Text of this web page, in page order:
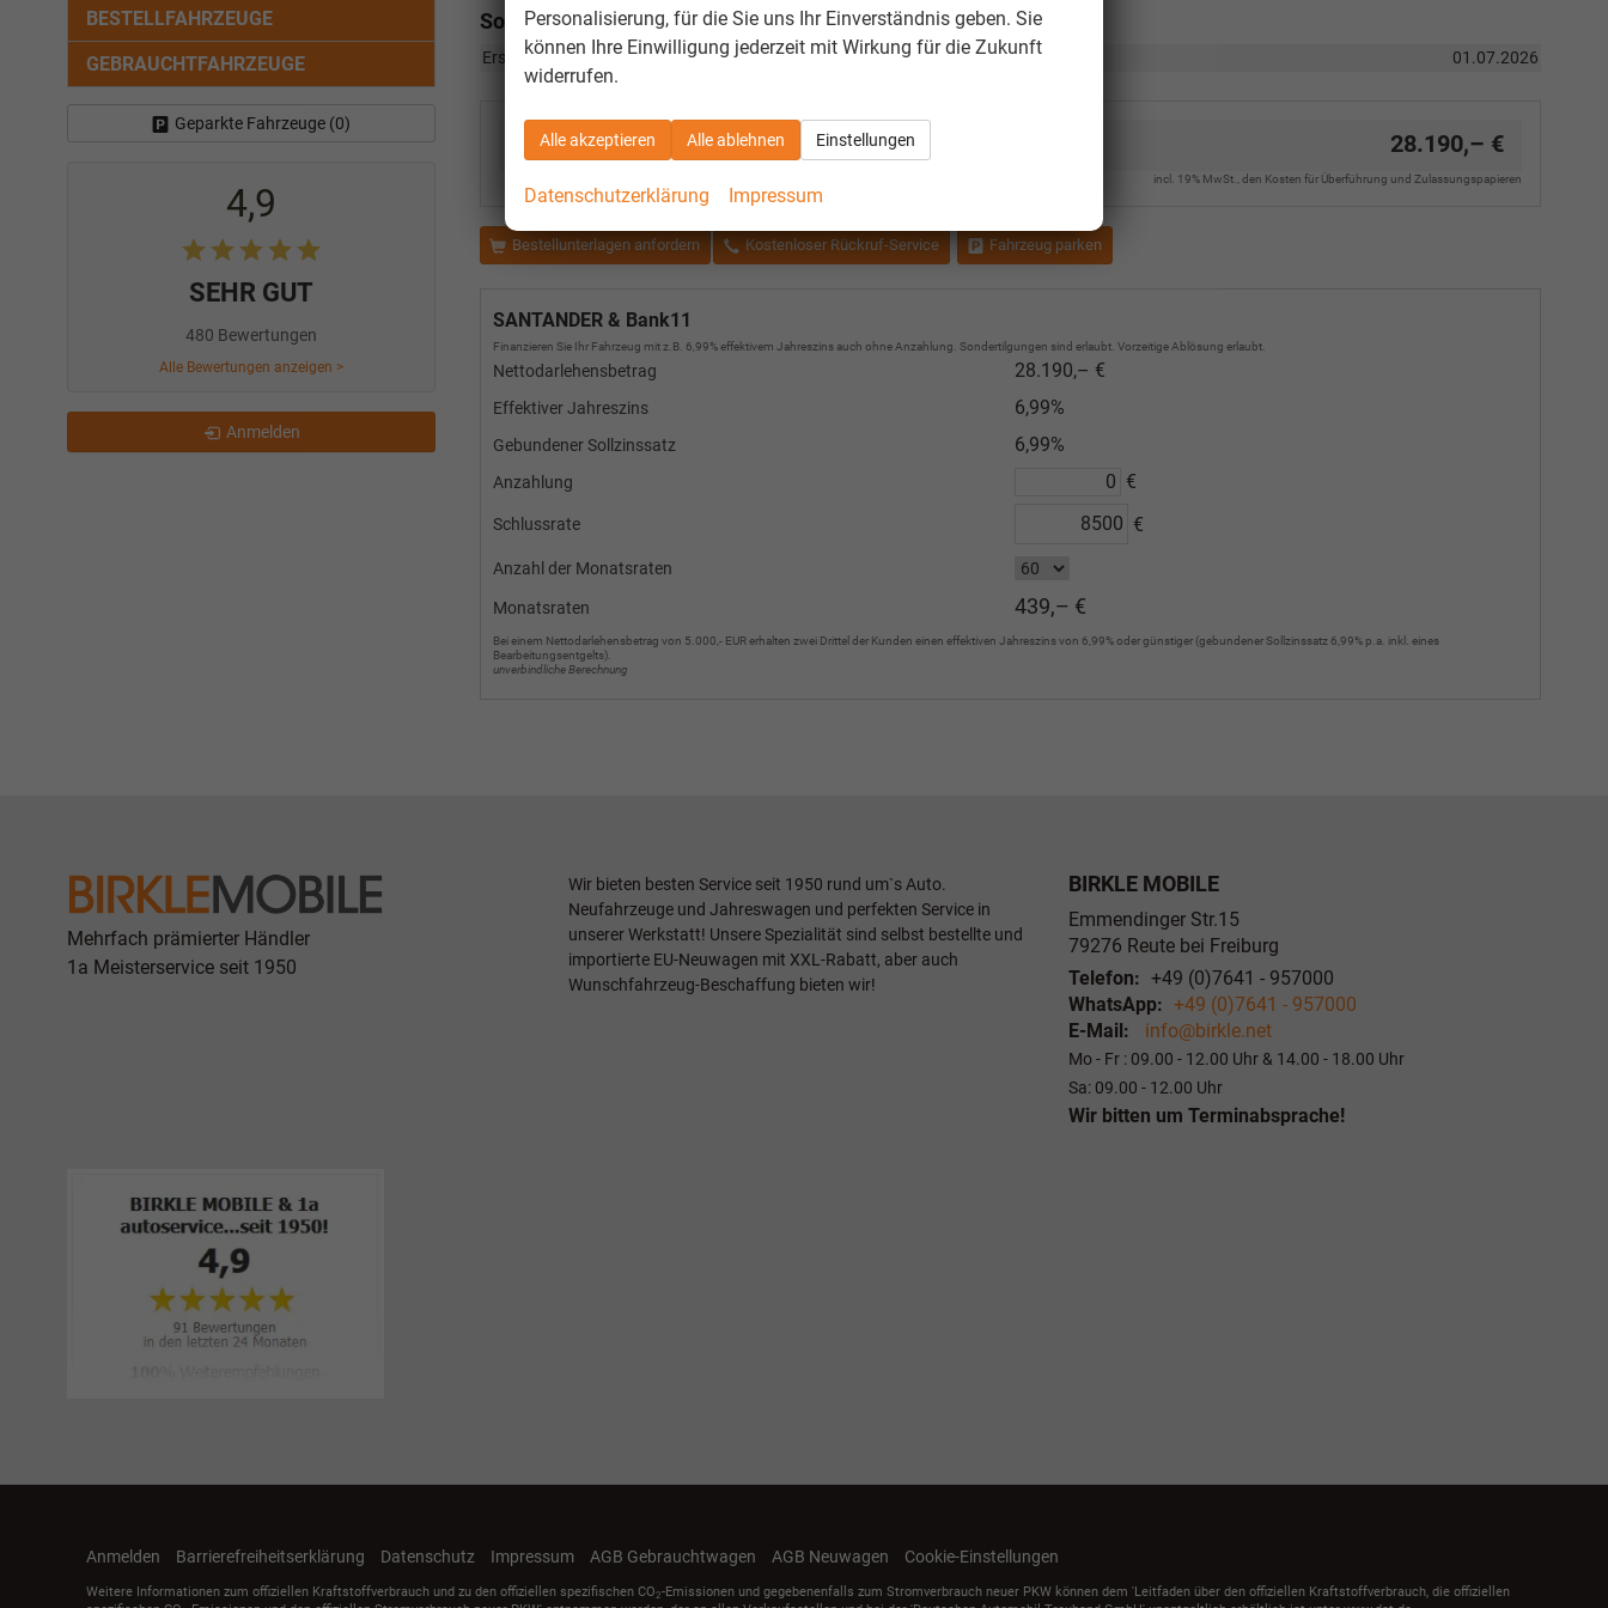
Sonstiges
Erstzulassung 01.07.2026
Gesamtpreis 28.190,– €
incl. 19% MwSt., den Kosten für Überführung und Zulassungspapieren
Bestellunterlagen anfordern Kostenloser Rückruf-Service Fahrzeug parken
SANTANDER & Bank11
Finanzieren Sie Ihr Fahrzeug mit z.B. 6,99% effektivem Jahreszins auch ohne Anzahlung. Sondertilgungen sind erlaubt. Vorzeitige Ablösung erlaubt.
Nettodarlehensbetrag 28.190,– €
Effektiver Jahreszins 6,99%
Gebundener Sollzinssatz 6,99%
Anzahlung €
Schlussrate €
Anzahl der Monatsraten
Monatsraten 439,– €
Bei einem Nettodarlehensbetrag von 5.000,- EUR erhalten zwei Drittel der Kunden einen effektiven Jahreszins von 6,99% oder günstiger (gebundener Sollzinssatz 6,99% p.a. inkl. eines
Bearbeitungsentgelts).
unverbindliche Berechnung
BESTELLFAHRZEUGE
GEBRAUCHTFAHRZEUGE
Geparkte Fahrzeuge (0)
4,9
SEHR GUT
480 Bewertungen
Alle Bewertungen anzeigen >
Anmelden
Mehrfach prämierter Händler
1a Meisterservice seit 1950
Wir bieten besten Service seit 1950 rund um`s Auto.
Neufahrzeuge und Jahreswagen und perfekten Service in
unserer Werkstatt! Unsere Spezialität sind selbst bestellte und
importierte EU-Neuwagen mit XXL-Rabatt, aber auch
Wunschfahrzeug-Beschaffung bieten wir!
BIRKLE MOBILE
Emmendinger Str.15
79276 Reute bei Freiburg
Telefon: +49 (0)7641 - 957000
WhatsApp: +49 (0)7641 - 957000
E-Mail:
info@birkle.net
Mo - Fr : 09.00 - 12.00 Uhr & 14.00 - 18.00 Uhr
Sa: 09.00 - 12.00 Uhr
Wir bitten um Terminabsprache!
Anmelden Barrierefreiheitserklärung Datenschutz Impressum AGB Gebrauchtwagen AGB Neuwagen Cookie-Einstellungen
Weitere Informationen zum offiziellen Kraftstoffverbrauch und zu den offiziellen spezifischen CO2-Emissionen und gegebenenfalls zum Stromverbrauch neuer PKW können dem 'Leitfaden über den offiziellen Kraftstoffverbrauch, die offiziellen
Personalisierung, für die Sie uns Ihr Einverständnis geben. Sie
können Ihre Einwilligung jederzeit mit Wirkung für die Zukunft
widerrufen.
Alle akzeptieren Alle ablehnen Einstellungen
Datenschutzerklärung Impressum